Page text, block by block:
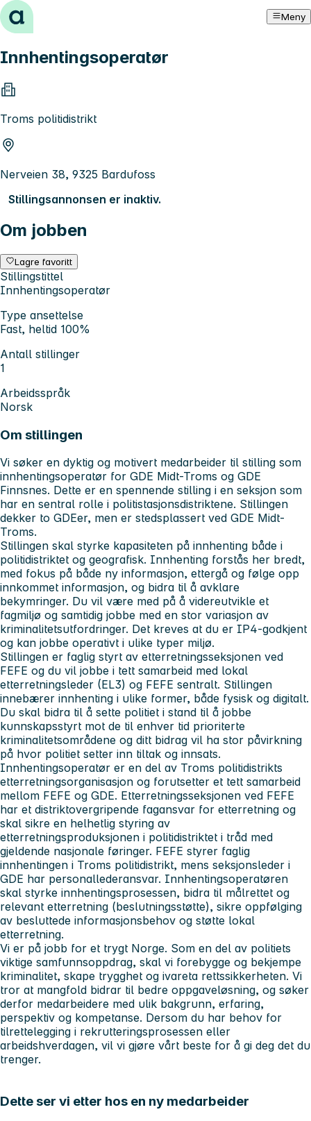
Hopp til innhold Meny
Innhentingsoperatør
Troms politidistrikt
Nerveien 38, 9325 Bardufoss
Stillingsannonsen er inaktiv.
Om jobben
Lagre favoritt
Stillingstittel
Innhentingsoperatør
Type ansettelse
Fast, heltid 100%
Antall stillinger
1
Arbeidsspråk
Norsk
Om stillingen
Vi søker en dyktig og motivert medarbeider til stilling som
innhentingsoperatør for GDE Midt-Troms og GDE
Finnsnes. Dette er en spennende stilling i en seksjon som
har en sentral rolle i politistasjonsdistriktene. Stillingen
dekker to GDEer, men er stedsplassert ved GDE Midt-
Troms.
Stillingen skal styrke kapasiteten på innhenting både i
politidistriktet og geografisk. Innhenting forstås her bredt,
med fokus på både ny informasjon, ettergå og følge opp
innkommet informasjon, og bidra til å avklare
bekymringer. Du vil være med på å videreutvikle et
fagmiljø og samtidig jobbe med en stor variasjon av
kriminalitetsutfordringer. Det kreves at du er IP4-godkjent
og kan jobbe operativt i ulike typer miljø.
Stillingen er faglig styrt av etterretningsseksjonen ved
FEFE og du vil jobbe i tett samarbeid med lokal
etterretningsleder (EL3) og FEFE sentralt. Stillingen
innebærer innhenting i ulike former, både fysisk og digitalt.
Du skal bidra til å sette politiet i stand til å jobbe
kunnskapsstyrt mot de til enhver tid prioriterte
kriminalitetsområdene og ditt bidrag vil ha stor påvirkning
på hvor politiet setter inn tiltak og innsats.
Innhentingsoperatør er en del av Troms politidistrikts
etterretningsorganisasjon og forutsetter et tett samarbeid
mellom FEFE og GDE. Etterretningsseksjonen ved FEFE
har et distriktovergripende fagansvar for etterretning og
skal sikre en helhetlig styring av
etterretningsproduksjonen i politidistriktet i tråd med
gjeldende nasjonale føringer. FEFE styrer faglig
innhentingen i Troms politidistrikt, mens seksjonsleder i
GDE har personallederansvar. Innhentingsoperatøren
skal styrke innhentingsprosessen, bidra til målrettet og
relevant etterretning (beslutningsstøtte), sikre oppfølging
av besluttede informasjonsbehov og støtte lokal
etterretning.
Vi er på jobb for et trygt Norge. Som en del av politiets
viktige samfunnsoppdrag, skal vi forebygge og bekjempe
kriminalitet, skape trygghet og ivareta rettssikkerheten. Vi
tror at mangfold bidrar til bedre oppgaveløsning, og søker
derfor medarbeidere med ulik bakgrunn, erfaring,
perspektiv og kompetanse. Dersom du har behov for
tilrettelegging i rekrutteringsprosessen eller
arbeidshverdagen, vil vi gjøre vårt beste for å gi deg det du
trenger.
Dette ser vi etter hos en ny medarbeider